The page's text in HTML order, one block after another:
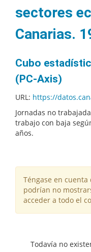
sectores
Canarias.
Cubo
(PC-Axis)
URL: https://datos.canarias.es/catalogos/estadisticas/dataset/
Jornadas no
trabajo con baja
años.
Téngase en
podrían no
acceder a todo el
Todavía no